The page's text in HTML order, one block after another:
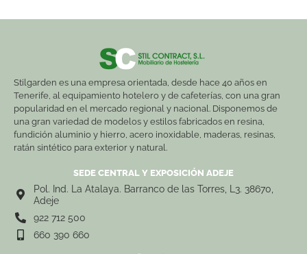
Stilgarden es una empresa orientada, desde hace 40 años en
Tenerife, al equipamiento hotelero y de cafeterías, con una gran
popularidad en el mercado regional y nacional. Disponemos de
una gran variedad de modelos y estilos fabricados en resina,
fundición aluminio y hierro, acero inoxidable, maderas, resinas,
ratán sintético para exterior y natural.
SEDE CENTRAL Y EXPOSICIÓN ADEJE
Pol. Ind. La Atalaya. Barranco de las Torres, L3. 38670,
Adeje
922 712 500
660 390 660